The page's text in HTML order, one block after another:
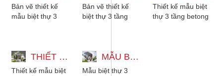
Bản vẽ thiết kế
mẫu biệt thự 3
Bản vẽ thiết kế
biệt thự 3 tầng
Thiết kế mẫu biệt
thự 3 tầng betong
THIẾT KẾ MẪU BIỆT THỰ 3 TẦNG HIỆN ĐẠI BẰNG BÊ TÔNG CÓ HỒ BƠI
Thiết kế mẫu biệt
MẪU BIỆT THỰ 3 TẦNG MÁI NHẬT HIỆN ĐẠI CÓ HẦM XE, PHONG THỦY
Mẫu biệt thự 3